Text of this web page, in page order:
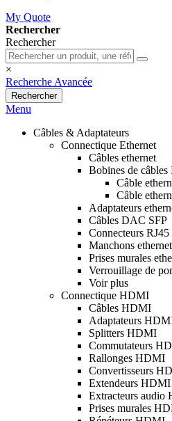
My Quote
Rechercher
Rechercher
×
Recherche Avancée
Rechercher
Menu
Câbles & Adaptateurs
Connectique Ethernet
Câbles ethernet
Bobines de câbles
Câble
Câble
Adaptateurs
Câbles DAC SFP
Connecteurs RJ45
Manchons ethernet
Prises murales
Verrouillage de
Voir plus
Connectique HDMI
Câbles HDMI
Adaptateurs
Splitters HDMI
Commutateurs
Rallonges HDMI
Convertisseurs
Extendeurs HDMI
Extracteurs audio
Prises murales